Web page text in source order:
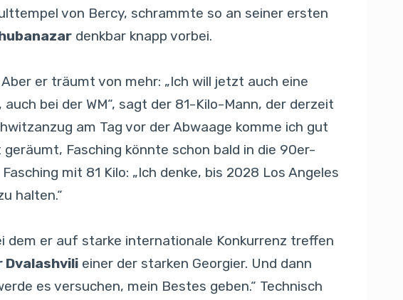
von Bercy, schrammte so an seiner ersten
denkbar knapp vorbei.
er träumt von mehr: „Ich will jetzt auch eine
bei der WM“, sagt der 81-Kilo-Mann, der derzeit
am Tag vor der Abwaage komme ich gut
Fasching könnte schon bald in die 90er-
mit 81 Kilo: „Ich denke, bis 2028 Los Angeles
halten.“
dem er auf starke internationale Konkurrenz treffen
Dvalashvili einer der starken Georgier. Und dann
es versuchen, mein Bestes geben.“ Technisch